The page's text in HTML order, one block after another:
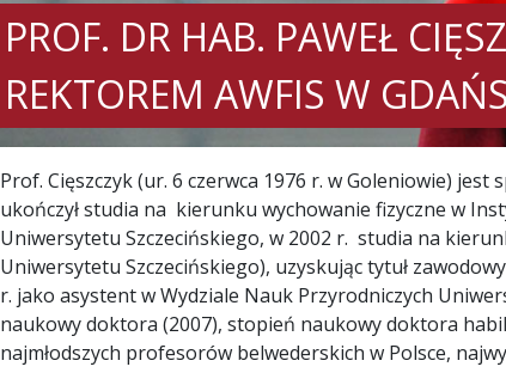
PROF. DR HAB. PAWEŁ
REKTOREM AWFIS W
Prof. Cięszczyk (ur. 6 czerwca 1976 r. w Goleniowie)
ukończył studia na kierunku wychowanie fizyczne w
Uniwersytetu Szczecińskiego, w 2002 r. studia na
Uniwersytetu Szczecińskiego), uzyskując tytuł
r. jako asystent w Wydziale Nauk Przyrodniczych
naukowy doktora (2007), stopień naukowy doktora
najmłodszych profesorów belwederskich w Polsce,